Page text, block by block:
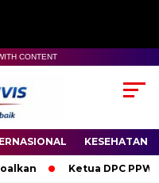
CONTENT
KESEHATAN
DPC PPWI OKI Bersama